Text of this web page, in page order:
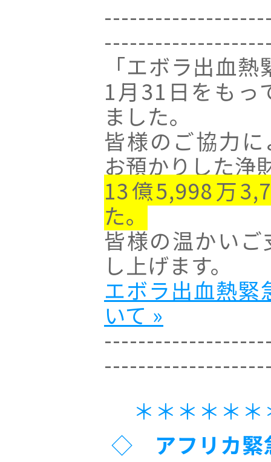
「エボラ出血
1月31日をもっ
ました。
皆様のご協力
お預かりした浄
13億5,998万
た。
皆様の温かい
し上げます。
エボラ出血熱緊
いて »
＊＊＊＊＊
◇ アフリカ